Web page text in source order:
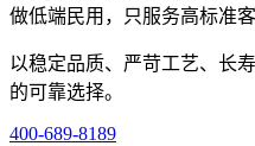
做低端民用，只服务高标准客
以稳定品质、严苛工艺、长
的可靠选择。
400-689-8189